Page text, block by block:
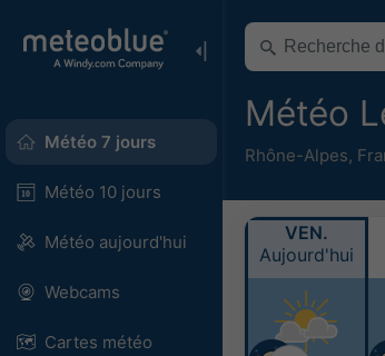
Météo 7 jours
Météo 10 jours
Météo aujourd'hui
Webcams
Cartes météo
Météo
Rhône-Alpes,
VEN.
Aujourd'hui